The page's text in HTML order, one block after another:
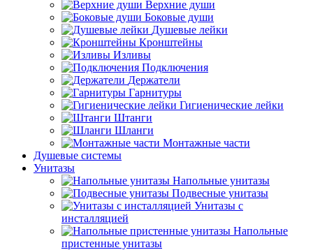
Верхние души
Боковые души
Душевые лейки
Кронштейны
Изливы
Подключения
Держатели
Гарнитуры
Гигиенические лейки
Штанги
Шланги
Монтажные части
Душевые системы
Унитазы
Напольные унитазы
Подвесные унитазы
Унитазы с
инсталляцией
Напольные
пристенные унитазы